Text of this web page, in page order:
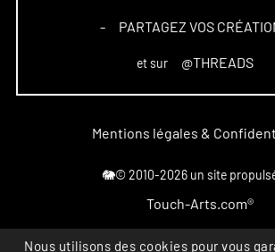
– PARTAGEZ VOS
et sur @THREADS
Mentions légales &
🐘© 2010-2026 un site
Touch-Arts.com®
Marque déposée
Nous utilisons des cookies pour vous